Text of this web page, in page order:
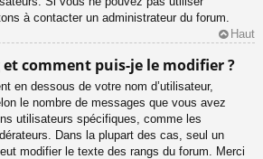
à contacter un administrateur du forum.
Haut
comment puis-je le modifier ?
en dessous de votre nom d’utilisateur,
le nombre de messages que vous avez
utilisateurs spécifiques, comme les
Dans la plupart des cas, seul un
modifier le texte des rangs du forum. Merci